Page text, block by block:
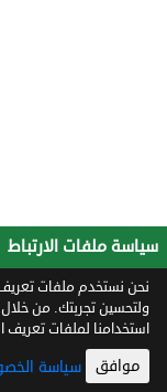
سياسة ملفات الارتباط
نحن نستخدم ملفات
ولتحسين تجربتك. من
استخدامنا لملفات تعريف
موافق سياسة